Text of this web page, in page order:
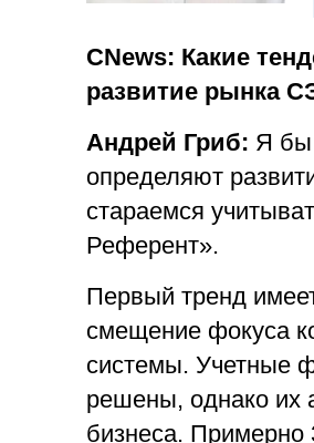
CNews: Какие
развитие рынка
Андрей Гриб: Я бы
определяют
стараемся
Референт».
Первый тренд
смещение фокуса
системы. Учетные
решены, однако их
бизнеса. Примерно